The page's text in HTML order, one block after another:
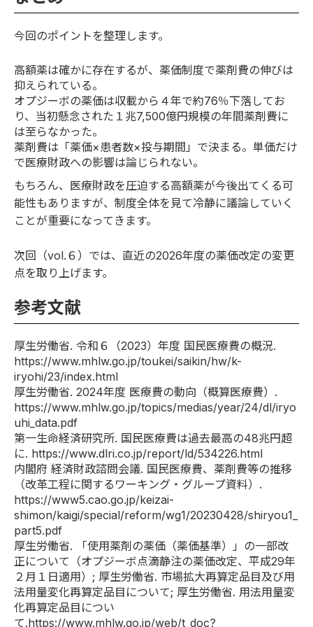
今回のポイントを整理します。
高額薬は確かに存在するが、薬価制度で薬剤費の伸びは
抑えられている。
オプジーボの薬価は収載から４年で約76％下落してお
り、当初懸念された１兆7,500億円規模の年間薬剤費に
は至らなかった。
薬剤費は「薬価×患者数×投与期間」で決まる。単価だけ
で医療財政への影響は論じられない。
もちろん、医療財政を圧迫する高額薬が今後出てくる可
能性もありますが、制度全体を見て冷静に議論していく
ことが重要になってきます。
次回（vol.６）では、直近の2026年度の薬価改定の変更
点を取り上げます。
参考文献
厚生労働省. 令和６（2023）年度 国民医療費の概況.
https://www.mhlw.go.jp/toukei/saikin/hw/k-
iryohi/23/index.html
厚生労働省. 2024年度 医療費の動向（概算医療費）.
https://www.mhlw.go.jp/topics/medias/year/24/dl/iryo
uhi_data.pdf
第一生命経済研究所. 国民医療費は過去最高の48兆円超
に. https://www.dlri.co.jp/report/ld/534226.html
内閣府 経済財政諮問会議. 国民医療費、薬剤費等の推移
（改革工程に関するワーキング・グループ資料）.
https://www5.cao.go.jp/keizai-
shimon/kaigi/special/reform/wg1/20230428/shiryou1_
part5.pdf
厚生労働省. 「使用薬剤の薬価（薬価基準）」の一部改
正について（オプジーボ点滴静注の薬価改定、平成29年
２月１日適用）; 厚生労働省. 市場拡大再算定品目及び用
法用量変化再算定品目について; 厚生労働省. 用法用量変
化再算定品目につい
て.https://www.mhlw.go.jp/web/t_doc?